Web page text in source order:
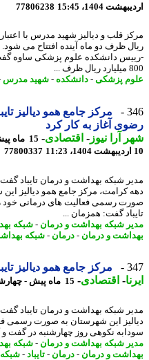
1404، 15:45
77806238
ظرف دو ماه آینده افتتاح می شود. -
دانشکده علوم پزشکی ساوه
پزشکی-دانشکده-شهید مدرس-
مرکز جامع همو دیالیز تایباد
آغاز به کار کرد
آرا نیوز-اقتصادی-
15 ماه پیش -
77800337
شبکه بهداشت و درمان تایباد گفت:
کرامت، مرکز جامع همو دیالیز این
رسمی فعالیت های درمانی خود را
گفت: همزمان ...
شبکه بهداشت و درمان -شبکه
و درمان -درمان -شبکه بهداشت -
مرکز جامع همو دیالیز
-اقتصادی-15 ماه پیش - چهارشنبه 10 اردیبهشت 1404، 10:10
شبکه بهداشت و درمان تایباد گفت:
این شهرستان به صورت رسمی
نکوهی روز چهارشنبه در گفت و گو ...
شبکه بهداشت و درمان -شبکه
و درمان -درمان -تایباد-شبکه